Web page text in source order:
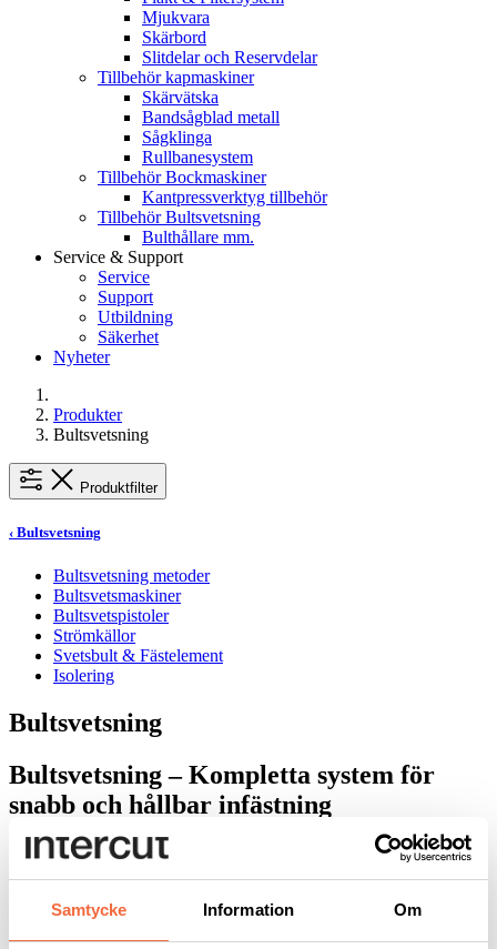
Samtycke Information Om
Mjukvara
Skärbord
Slitdelar och Reservdelar
Tillbehör kapmaskiner
Skärvätska
Bandsågblad metall
Sågklinga
Rullbanesystem
Tillbehör Bockmaskiner
Kantpressverktyg tillbehör
Tillbehör Bultsvetsning
Bulthållare mm.
Service & Support
Service
Support
Utbildning
Säkerhet
Nyheter
Produkter
Bultsvetsning
Produktfilter
‹ Bultsvetsning
Bultsvetsning metoder
Bultsvetsmaskiner
Bultsvetspistoler
Strömkällor
Svetsbult & Fästelement
Isolering
Bultsvetsning
Bultsvetsning – Kompletta system för
snabb och hållbar infästning
Söker du maskiner för bultsvetsning? Vi på Intercut har mer än 40 år
automatiseringar.